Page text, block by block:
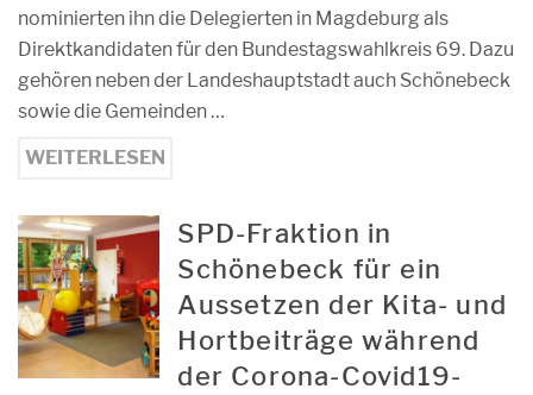
nominierten ihn die Delegierten in Magdeburg als
Direktkandidaten für den Bundestagswahlkreis 69. Dazu
gehören neben der Landeshauptstadt auch Schönebeck
sowie die Gemeinden …
WEITERLESEN
SPD-Fraktion in
Schönebeck für ein
Aussetzen der Kita- und
Hortbeiträge während
der Corona-Covid19-